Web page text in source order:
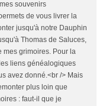
souvenirs
de vous livrer la
jusqu'à notre Dauphin
Thomas de Saluces,
grimoires. Pour la
liens généalogiques
avez donné.<br /> Mais
plus loin que
: faut-il que je